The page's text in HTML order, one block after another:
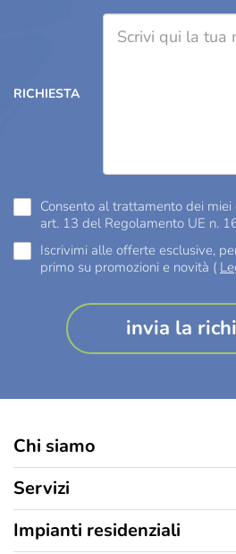
RICHIESTA
Consento al trattamento dei
art. 13 del Regolamento UE n.
Iscrivimi alle offerte esclusive,
primo su promozioni e novità (
Chi siamo
Chi siamo
I vantaggi del fotovoltaico
Perché scegliere T-Green?
Progetti finanziati
Servizi
Fotovoltaico con accumulo: come
Pannelli fotovoltaici in Lombardia:
Impianti residenziali